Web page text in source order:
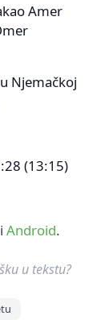
Amer
Njemačkoj
(13:15)
Android.
u tekstu?